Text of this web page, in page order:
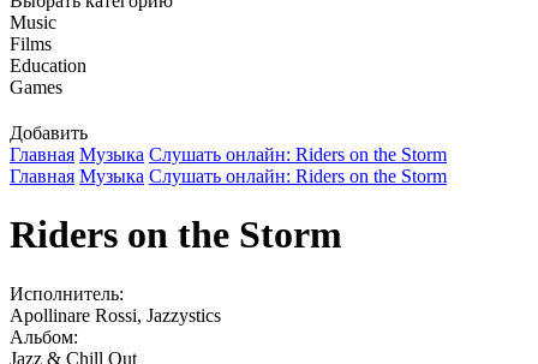
Music
Films
Education
Games
Добавить
Главная Музыка Слушать онлайн: Riders on the Storm
Главная Музыка Слушать онлайн: Riders on the Storm
Riders on the Storm
Исполнитель:
Apollinare Rossi, Jazzystics
Альбом:
Jazz & Chill Out